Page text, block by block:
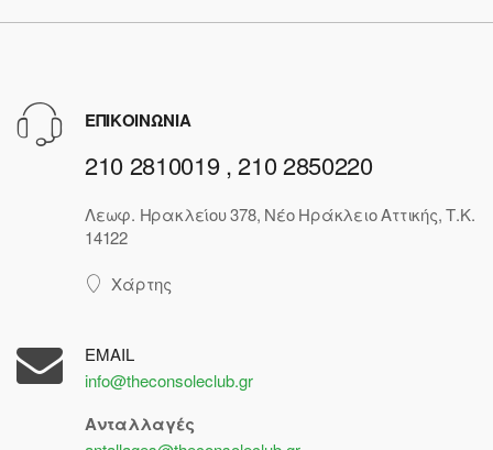
ΕΠΙΚΟΙΝΩΝΙΑ
210 2810019 , 210 2850220
Λεωφ. Ηρακλείου 378, Νέο Ηράκλειο Αττικής, Τ.Κ.
14122
Χάρτης
EMAIL
info@theconsoleclub.gr
Ανταλλαγές